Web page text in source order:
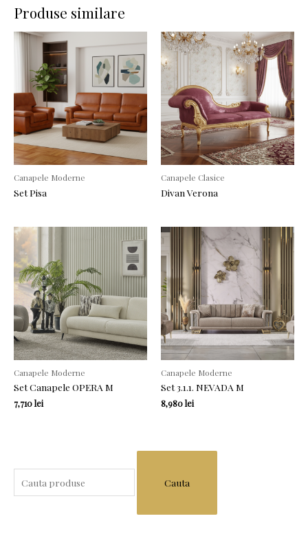
Produse similare
Canapele Moderne
Set Pisa
Canapele Clasice
Divan Verona
Canapele Moderne
Set Canapele OPERA M
7,710lei
Canapele Moderne
Set 3.1.1. NEVADA M
8,980lei
a